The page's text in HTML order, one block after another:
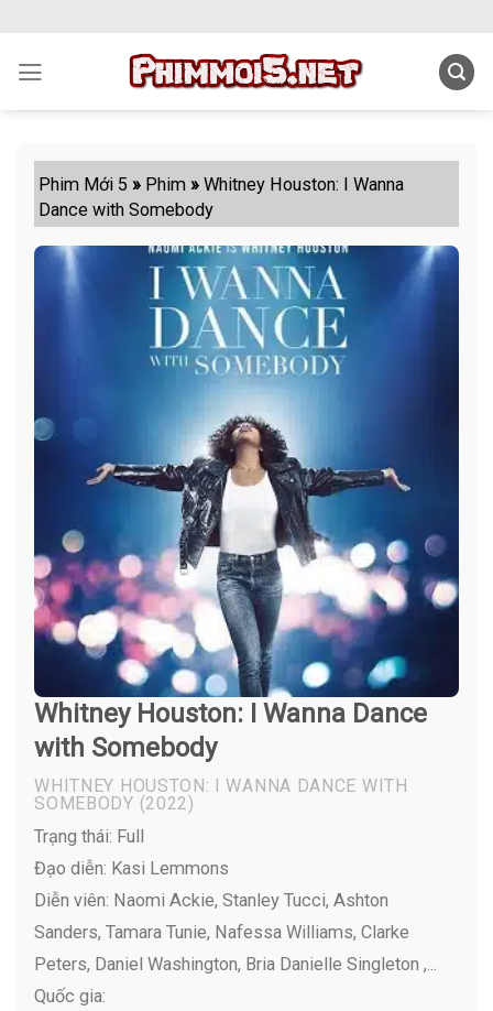
content
Phim Mới 5 » Phim »Whitney Houston: I Wanna
Dance with Somebody
Whitney Houston: I Wanna Dance
with Somebody
WHITNEY HOUSTON: I WANNA DANCE WITH
SOMEBODY (2022)
Trạng thái: Full
Đạo diễn: Kasi Lemmons
Diễn viên: Naomi Ackie, Stanley Tucci, Ashton
Sanders, Tamara Tunie, Nafessa Williams, Clarke
Peters, Daniel Washington, Bria Danielle Singleton ,...
Quốc gia: